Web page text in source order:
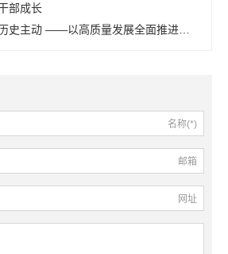
部成长
——以高质量发展全面推进中国式现代化的实践思考
名称(*)
邮箱
网址